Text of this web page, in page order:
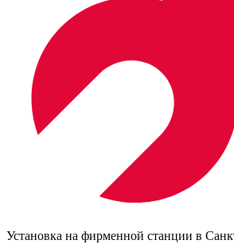
Установка на фирменной станции в